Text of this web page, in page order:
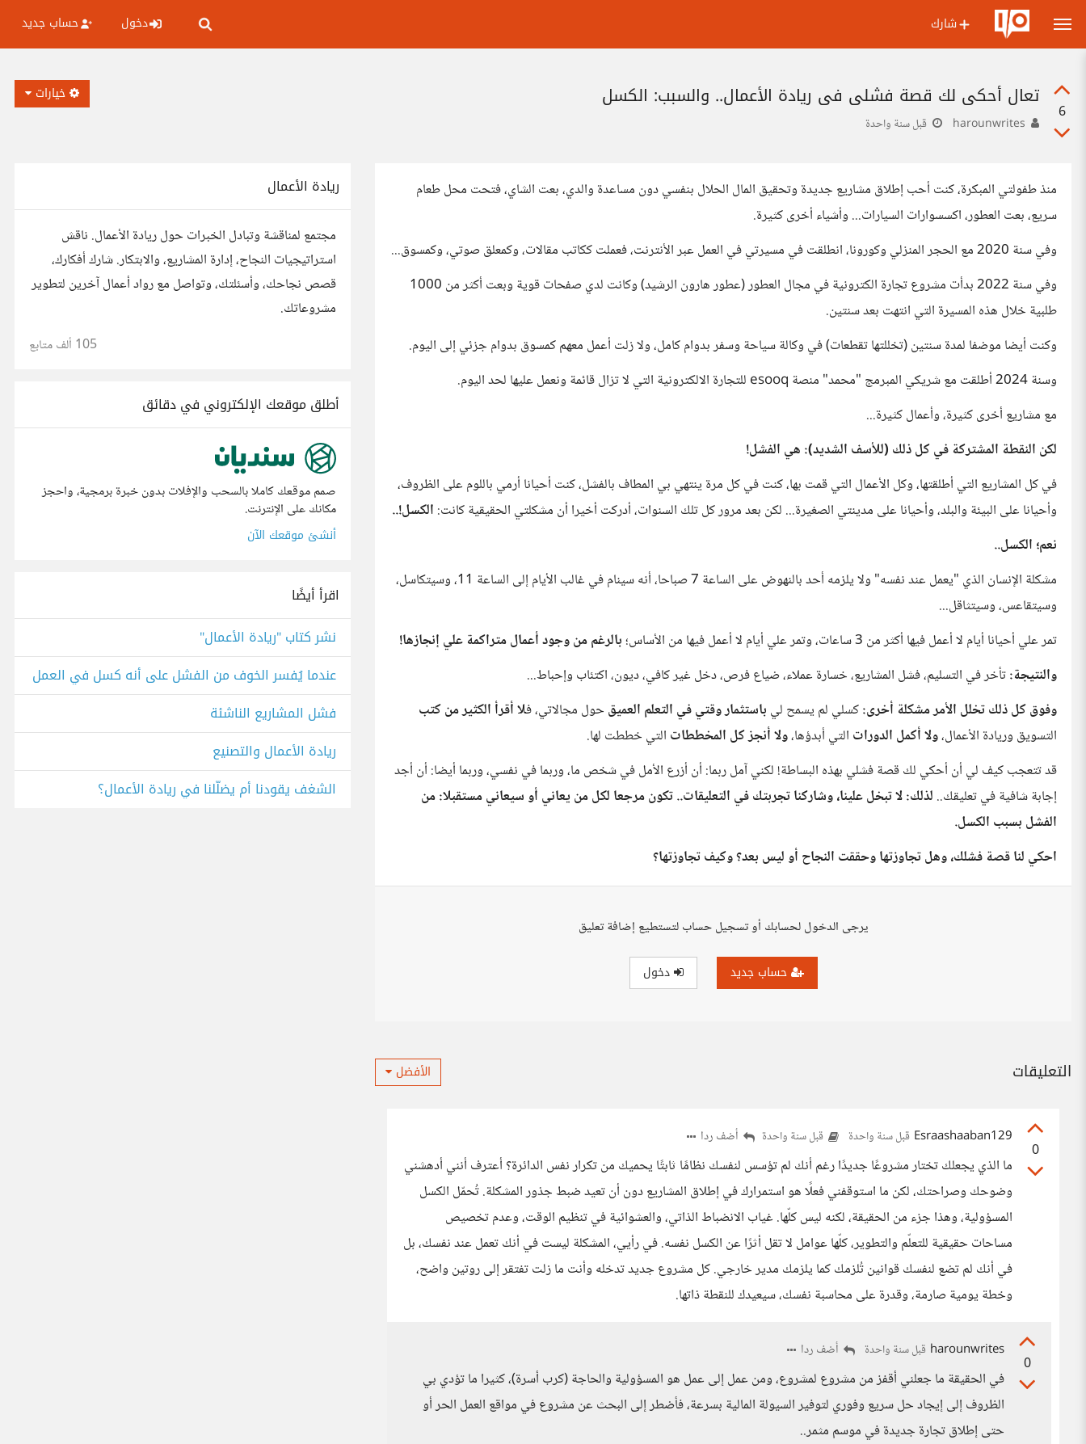
شارك دخول حساب جديد
6
تعال أحكي لك قصة فشلي في ريادة الأعمال.. والسبب: الكسل
قبل سنة واحدة
خيارات
منذ طفولتي المبكرة، كنت أحب إطلاق مشاريع جديدة وتحقيق المال الحلال بنفسي دون مساعدة والدي، بعت الشاي، فتحت محل طعام
سريع، بعت العطور، اكسسوارات السيارات... وأشياء أخرى كثيرة.
وفي سنة 2020 مع الحجر المنزلي وكورونا، انطلقت في مسيرتي في العمل عبر الأنترنت، فعملت ككاتب مقالات، وكمعلق صوتي، وكمسوق...
وفي سنة 2022 بدأت مشروع تجارة الكترونية في مجال العطور (عطور هارون الرشيد) وكانت لدي صفحات قوية وبعت أكثر من 1000
طلبية خلال هذه المسيرة التي انتهت بعد سنتين.
وكنت أيضا موضفا لمدة سنتين (تخللتها تقطعات) في وكالة سياحة وسفر بدوام كامل، ولا زلت أعمل معهم كمسوق بدوام جزئي إلى اليوم.
وسنة 2024 أطلقت مع شريكي المبرمج "محمد" منصة esooq للتجارة الالكترونية التي لا تزال قائمة ونعمل عليها لحد اليوم.
مع مشاريع أخرى كثيرة، وأعمال كثيرة...
لكن النقطة المشتركة في كل ذلك (للأسف الشديد): هي الفشل!
في كل المشاريع التي أطلقتها، وكل الأعمال التي قمت بها، كنت في كل مرة ينتهي بي المطاف بالفشل، كنت أحيانا أرمي باللوم على الظروف،
وأحيانا على البيئة والبلد، وأحيانا على مدينتي الصغيرة... لكن بعد مرور كل تلك السنوات، أدركت أخيرا أن مشكلتي الحقيقية كانت: الكسل!..
نعم؛ الكسل..
مشكلة الإنسان الذي "يعمل عند نفسه" ولا يلزمه أحد بالنهوض على الساعة 7 صباحا، أنه سينام في غالب الأيام إلى الساعة 11، وسيتكاسل،
وسيتقاعس، وسيتثاقل...
تمر علي أحيانا أيام لا أعمل فيها أكثر من 3 ساعات، وتمر علي أيام لا أعمل فيها من الأساس؛
بالرغم من وجود أعمال متراكمة علي إنجازها!
والنتيجة:تأخر في التسليم، فشل المشاريع، خسارة عملاء، ضياع فرص، دخل غير كافي، ديون، اكتئاب وإحباط...
وفوق كل ذلك تخلل الأمر مشكلة أخرى:كسلي لم يسمح لي باستثمار وقتي في التعلم العميق حول مجالاتي، فلا أقرأ الكثير من كتب
التسويق وريادة الأعمال،ولا أكمل الدورات التي أبدؤها،ولا أنجز كل المخططات التي خططت لها.
قد تتعجب كيف لي أن أحكي لك قصة فشلي بهذه البساطة! لكني آمل ربما: أن أزرع الأمل في شخص ما، وربما في نفسي، وربما أيضا: أن أجد
إجابة شافية في تعليقك.. لذلك: لا تبخل علينا، وشاركنا تجربتك في التعليقات.. تكون مرجعا لكل من يعاني أو سيعاني مستقبلا: من
الفشل بسبب الكسل.
احكي لنا قصة فشلك، وهل تجاوزتها وحققت النجاح أو ليس بعد؟ وكيف تجاوزتها؟
يرجى الدخول لحسابك أو تسجيل حساب لتستطيع إضافة تعليق
حساب جديد دخول
التعليقات الأفضل
0
Esraashaaban129 قبل سنة واحدة قبل سنة واحدة أضف ردا
ما الذي يجعلك تختار مشروعًا جديدًا رغم أنك لم تؤسس لنفسك نظامًا ثابتًا يحميك من تكرار نفس الدائرة؟ أعترف أنني أدهشني
وضوحك وصراحتك، لكن ما استوقفني فعلًا هو استمرارك في إطلاق المشاريع دون أن تعيد ضبط جذور المشكلة. تُحمّل الكسل
المسؤولية، وهذا جزء من الحقيقة، لكنه ليس كلّها. غياب الانضباط الذاتي، والعشوائية في تنظيم الوقت، وعدم تخصيص
مساحات حقيقية للتعلّم والتطوير، كلّها عوامل لا تقل أثرًا عن الكسل نفسه. في رأيي، المشكلة ليست في أنك تعمل عند نفسك، بل
في أنك لم تضع لنفسك قوانين تُلزمك كما يلزمك مدير خارجي. كل مشروع جديد تدخله وأنت ما زلت تفتقر إلى روتين واضح،
وخطة يومية صارمة، وقدرة على محاسبة نفسك، سيعيدك للنقطة ذاتها.
0
harounwrites قبل سنة واحدة أضف ردا
في الحقيقة ما جعلني أقفز من مشروع لمشروع، ومن عمل إلى عمل هو المسؤولية والحاجة (كرب أسرة)، كثيرا ما تؤدي بي
الظروف إلى إيجاد حل سريع وفوري لتوفير السيولة المالية بسرعة، فأضطر إلى البحث عن مشروع في مواقع العمل الحر أو
حتى إطلاق تجارة جديدة في موسم مثمر..
ريادة الأعمال
مجتمع لمناقشة وتبادل الخبرات حول ريادة الأعمال. ناقش
استراتيجيات النجاح، إدارة المشاريع، والابتكار. شارك أفكارك،
قصص نجاحك، وأسئلتك، وتواصل مع رواد أعمال آخرين لتطوير
مشروعاتك.
105 ألف متابع
أطلق موقعك الإلكتروني في دقائق
صمم موقعك كاملا بالسحب والإفلات بدون خبرة برمجية، واحجز
مكانك على الإنترنت.
أنشئ موقعك الآن
اقرأ أيضًا
نشر كتاب "ريادة الأعمال"
عندما يُفسر الخوف من الفشل على أنه كسل في العمل
فشل المشاريع الناشئة
ريادة الأعمال والتصنيع
الشغف يقودنا أم يضلّلنا في ريادة الأعمال؟